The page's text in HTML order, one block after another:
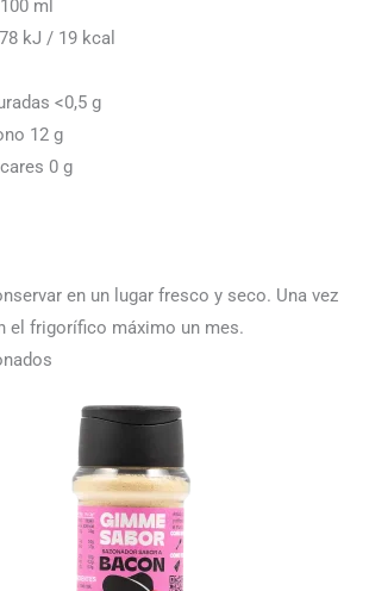
ml
kJ / 19 kcal
<0,5 g
12 g
0 g
en un lugar fresco y seco. Una vez
el frigorífico máximo un mes.